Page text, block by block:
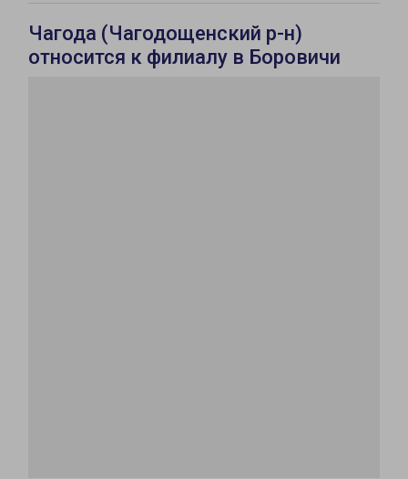
Чагода (Чагодощенский р-н)
относится к филиалу в Боровичи